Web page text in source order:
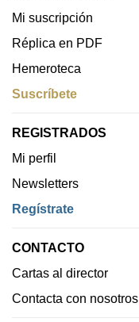
Mi suscripción
Réplica en PDF
Hemeroteca
Suscríbete
REGISTRADOS
Mi perfil
Newsletters
Regístrate
CONTACTO
Cartas al director
Contacta con nosotros